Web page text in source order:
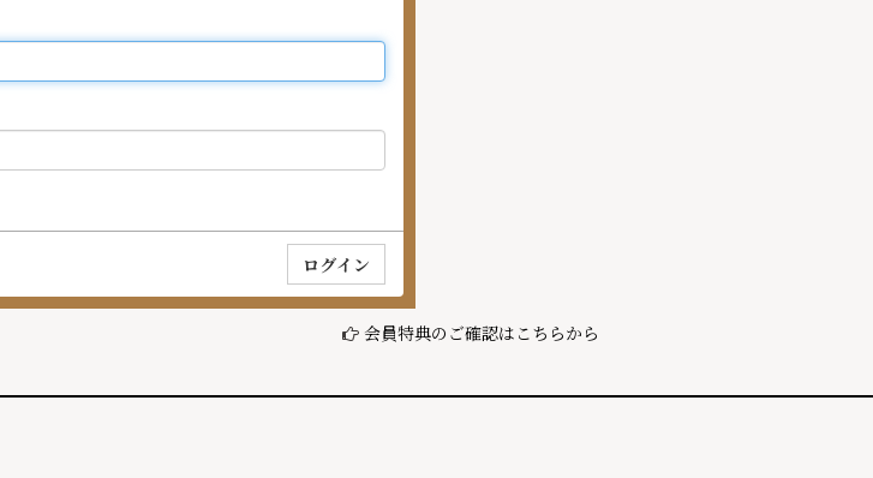
会員特典のご確認はこちらから